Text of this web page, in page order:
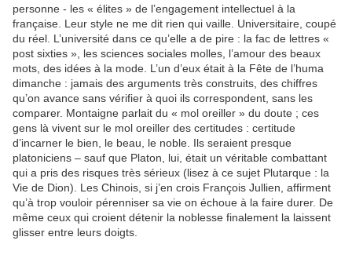
personne - les « élites » de l’engagement intellectuel à la
française. Leur style ne me dit rien qui vaille. Universitaire, coupé
du réel. L’université dans ce qu’elle a de pire : la fac de lettres «
post sixties », les sciences sociales molles, l’amour des beaux
mots, des idées à la mode. L’un d’eux était à la Fête de l’huma
dimanche : jamais des arguments très construits, des chiffres
qu’on avance sans vérifier à quoi ils correspondent, sans les
comparer. Montaigne parlait du « mol oreiller » du doute ; ces
gens là vivent sur le mol oreiller des certitudes : certitude
d’incarner le bien, le beau, le noble. Ils seraient presque
platoniciens – sauf que Platon, lui, était un véritable combattant
qui a pris des risques très sérieux (lisez à ce sujet Plutarque : la
Vie de Dion). Les Chinois, si j’en crois François Jullien, affirment
qu’à trop vouloir pérenniser sa vie on échoue à la faire durer. De
même ceux qui croient détenir la noblesse finalement la laissent
glisser entre leurs doigts.